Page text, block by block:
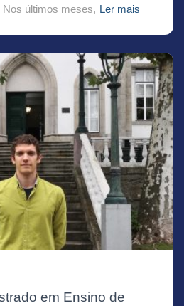
últimos meses, Ler mais
em Ensino de